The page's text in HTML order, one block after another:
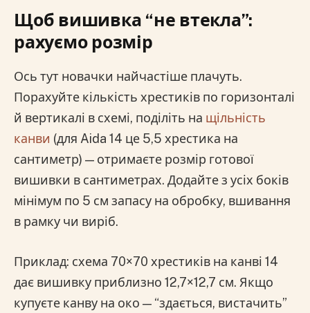
Щоб вишивка “не втекла”:
рахуємо розмір
Ось тут новачки найчастіше плачуть.
Порахуйте кількість хрестиків по горизонталі
й вертикалі в схемі, поділіть на щільність
канви (для Aida 14 це 5,5 хрестика на
сантиметр) — отримаєте розмір готової
вишивки в сантиметрах. Додайте з усіх боків
мінімум по 5 см запасу на обробку, вшивання
в рамку чи виріб.
Приклад: схема 70×70 хрестиків на канві 14
дає вишивку приблизно 12,7×12,7 см. Якщо
купуєте канву на око — “здається, вистачить”